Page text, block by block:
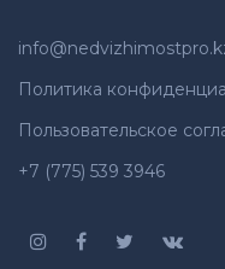
Политика
Пользовательское
+7 (775) 539 3946